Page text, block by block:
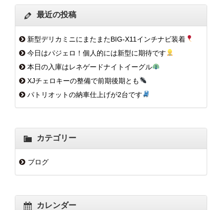
最近の投稿
新型デリカミニにまたまたBIG-X11インチナビ装着
今日はパジェロ！個人的には新型に期待です
本日の入庫はレネゲードナイトイーグル
XJチェロキーの整備で前期後期とも
パトリオットの納車仕上げが2台です
カテゴリー
ブログ
カレンダー